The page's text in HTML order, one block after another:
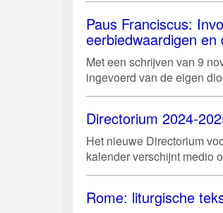
Paus Franciscus:
eerbiedwaardigen
Met een schrijven van 9
ingevoerd van de eigen
Directorium 2024-
Het nieuwe Directorium
kalender verschijnt medio
Rome: liturgische